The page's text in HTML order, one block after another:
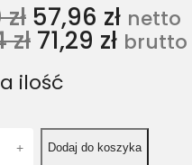
zł 57,96 zł netto
zł 71,29 zł brutto
ilość
+ Dodaj do koszyka